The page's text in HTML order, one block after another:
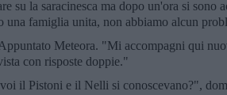
su la saracinesca ma dopo un'ora si sono
una famiglia unita, non abbiamo alcun
Meteora. "Mi accompagni qui
con risposte doppie."
il Pistoni e il Nelli si conoscevano?",